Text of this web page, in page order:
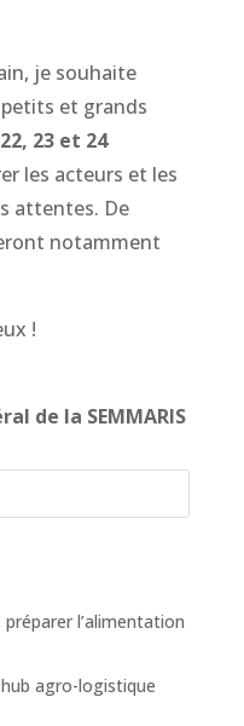
je souhaite
et grands
22, 23 et 24
les acteurs et les
attentes. De
notamment
!
de la SEMMARIS
l’alimentation
agro-logistique